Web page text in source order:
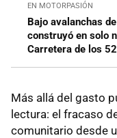
EN MOTORPASIÓN
Bajo avalanchas
construyó en solo
Carretera de los
Más allá del gasto
lectura: el fracaso
comunitario desde